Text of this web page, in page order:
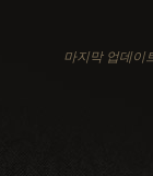
마지막 업데이